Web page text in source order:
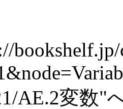
AE.2変数"